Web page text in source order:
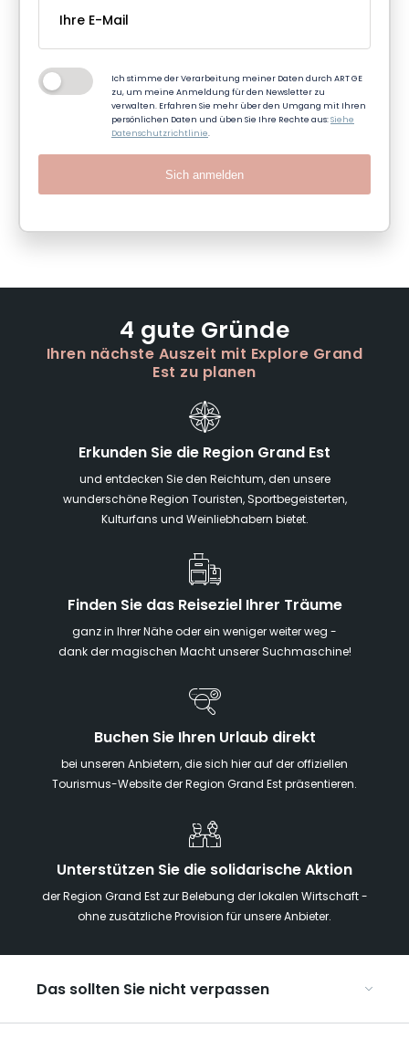
Ich stimme der Verarbeitung meiner Daten durch ART GE
zu, um meine Anmeldung für den Newsletter zu
verwalten. Erfahren Sie mehr über den Umgang mit Ihren
persönlichen Daten und üben Sie Ihre Rechte aus:Siehe
Datenschutzrichtlinie.
Sich anmelden
4 gute Gründe
Ihren nächste Auszeit mit Explore Grand
Est zu planen
Erkunden Sie die Region Grand Est
und entdecken Sie den Reichtum, den unsere
wunderschöne Region Touristen, Sportbegeisterten,
Kulturfans und Weinliebhabern bietet.
Finden Sie das Reiseziel Ihrer Träume
ganz in Ihrer Nähe oder ein weniger weiter weg -
dank der magischen Macht unserer Suchmaschine!
Buchen Sie Ihren Urlaub direkt
bei unseren Anbietern, die sich hier auf der offiziellen
Tourismus-Website der Region Grand Est präsentieren.
Unterstützen Sie die solidarische Aktion
der Region Grand Est zur Belebung der lokalen Wirtschaft -
ohne zusätzliche Provision für unsere Anbieter.
Das sollten Sie nicht verpassen